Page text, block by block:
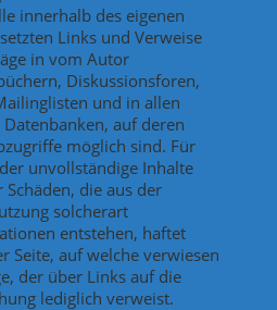
innerhalb des eigenen
Links und Verweise
in vom Autor
Diskussionsforen,
und in allen
auf deren
möglich sind. Für
unvollständige Inhalte
die aus der
solcherart
entstehen, haftet
Seite, auf welche verwiesen
der über Links auf die
lediglich verweist.